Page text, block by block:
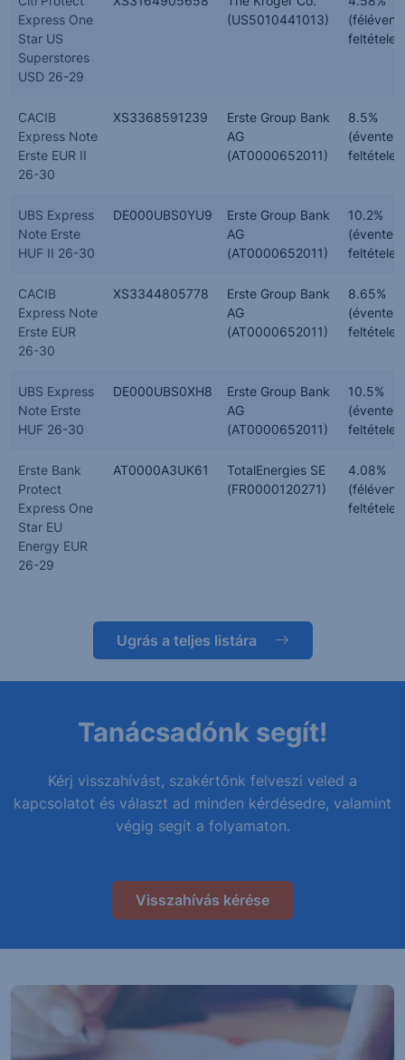
Express One
Star US
Superstores
USD 26-29
(US5010441013)
CACIB
Express Note
Erste EUR II
26-30
XS3368591239
Erste Group Bank
AG
(AT0000652011)
8.5%
(évente,
UBS Express
Note Erste
HUF II 26-30
DE000UBS0YU9
Erste Group Bank
AG
(AT0000652011)
10.2%
(évente,
CACIB
Express Note
Erste EUR
26-30
XS3344805778
Erste Group Bank
AG
(AT0000652011)
8.65%
(évente,
UBS Express
Note Erste
HUF 26-30
DE000UBS0XH8
Erste Group Bank
AG
(AT0000652011)
10.5%
(évente,
Erste Bank
Protect
Express One
Star EU
Energy EUR
26-29
AT0000A3UK61
TotalEnergies SE
(FR0000120271)
4.08%
Ugrás a teljes listára
Tanácsadónk segít!
Kérj visszahívást, szakértőnk felveszi veled a
kapcsolatot és választ ad minden kérdésedre, valamint
végig segít a folyamaton.
Visszahívás kérése